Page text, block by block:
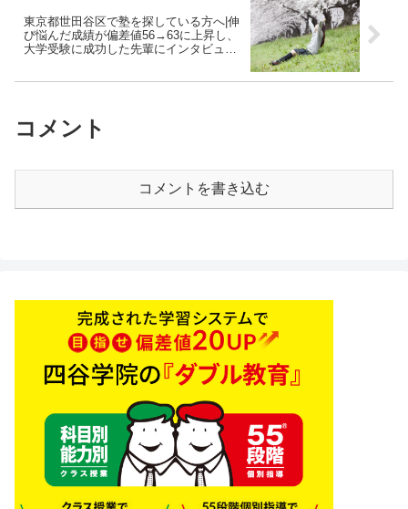
東京都世田谷区で塾を探している方へ|伸
び悩んだ成績が偏差値56→63に上昇し、
大学受験に成功した先輩にインタビュ
コメント
コメントを書き込む